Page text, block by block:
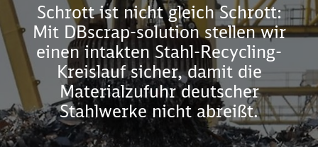
Schließen
Schließen
Schrott ist nicht gleich Schrott:
Mit DBscrap-solution stellen wir
einen intakten Stahl-Recycling-
Kreislauf sicher, damit die
Materialzufuhr deutscher
Stahlwerke nicht abreißt.